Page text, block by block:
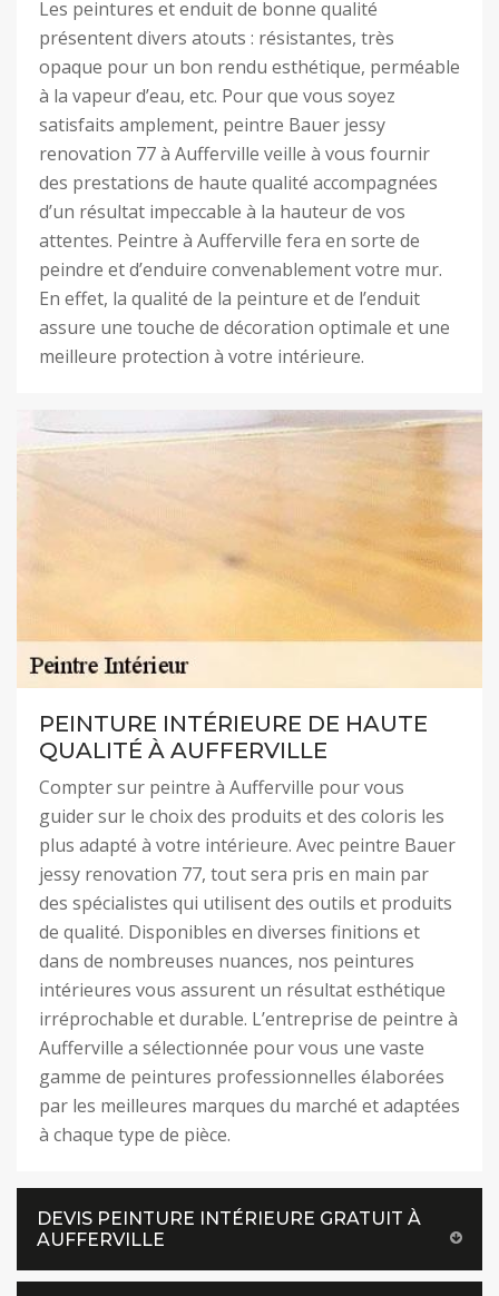
Les peintures et enduit de bonne qualité
présentent divers atouts : résistantes, très
opaque pour un bon rendu esthétique, perméable
à la vapeur d’eau, etc. Pour que vous soyez
satisfaits amplement, peintre Bauer jessy
renovation 77 à Aufferville veille à vous fournir
des prestations de haute qualité accompagnées
d’un résultat impeccable à la hauteur de vos
attentes. Peintre à Aufferville fera en sorte de
peindre et d’enduire convenablement votre mur.
En effet, la qualité de la peinture et de l’enduit
assure une touche de décoration optimale et une
meilleure protection à votre intérieure.
PEINTURE INTÉRIEURE DE HAUTE
QUALITÉ À AUFFERVILLE
Compter sur peintre à Aufferville pour vous
guider sur le choix des produits et des coloris les
plus adapté à votre intérieure. Avec peintre Bauer
jessy renovation 77, tout sera pris en main par
des spécialistes qui utilisent des outils et produits
de qualité. Disponibles en diverses finitions et
dans de nombreuses nuances, nos peintures
intérieures vous assurent un résultat esthétique
irréprochable et durable. L’entreprise de peintre à
Aufferville a sélectionnée pour vous une vaste
gamme de peintures professionnelles élaborées
par les meilleures marques du marché et adaptées
à chaque type de pièce.
DEVIS PEINTURE INTÉRIEURE GRATUIT À
AUFFERVILLE